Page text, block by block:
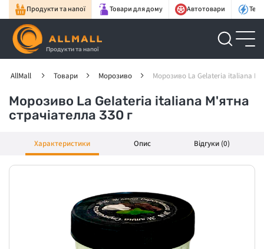
Продукти та напої Товари для дому Автотовари
Продукти та напої
AllMall Товари Морозиво Морозиво La Gelateria italiana
Морозиво La Gelateria italiana М'ятна
страчіателла 330 г
Характеристики Опис Відгуки (0)